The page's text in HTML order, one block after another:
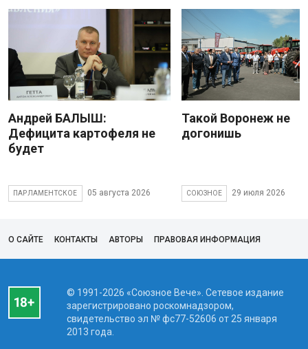
Андрей БАЛЫШ:
Дефицита картофеля не
будет
ПАРЛАМЕНТСКОЕ 05 августа 2026
Такой Воронеж не
догонишь
СОЮЗНОЕ 29 июля 2026
О САЙТЕ КОНТАКТЫ АВТОРЫ ПРАВОВАЯ ИНФОРМАЦИЯ
© 1991-2026 «Союзное Вече». Сетевое издание
зарегистрировано роскомнадзором,
свидетельство эл № фc77-52606 от 25 января
2013 года.